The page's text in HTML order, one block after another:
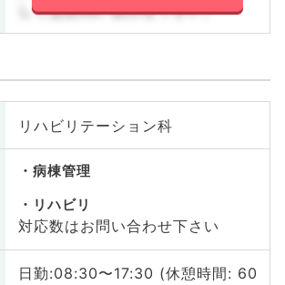
しくはお問い合わせ下さい。
リハビリテーション科
病棟管理
リハビリ
対応数はお問い合わせ下さい
日勤:08:30〜17:30 (休憩時間: 60